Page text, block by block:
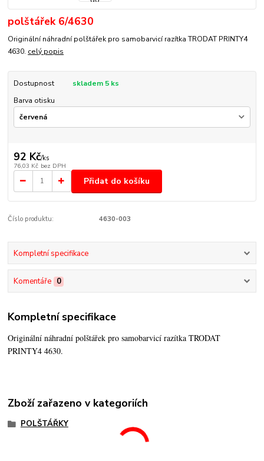
polštářek 6/4630
Originální náhradní polštářek pro samobarvicí razítka TRODAT PRINTY4
4630. celý popis
Dostupnost
skladem 5 ks
Barva otisku
92 Kč/ks
76,03 Kč bez DPH
Přidat do košíku
Číslo produktu: 4630-003
Kompletní specifikace
Komentáře 0
Kompletní specifikace
Originální náhradní polštářek pro samobarvicí razítka TRODAT
PRINTY4 4630.
Zboží zařazeno v kategoriích
POLŠTÁŘKY